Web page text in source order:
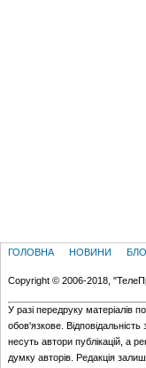
ГОЛОВНА НОВИНИ
Copyright © 2006-2018,
У разі передруку матеріалів
обов'язкове.
несуть автори публікацій, а
думку авторів. Редакція